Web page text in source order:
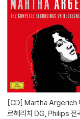
[CD]
르헤리치 DG, Philips 전